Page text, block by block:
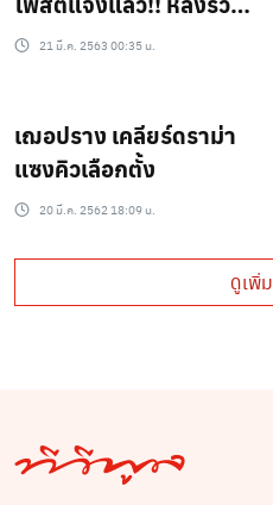
งานที่เดียวกับ “แพรวา”
21 มี.ค. 2563 00:35 น.
เฌอปราง เคลียร์ดราม่า
แซงคิวเลือกตั้ง
20 มี.ค. 2562 18:09 น.
ดูเพิ่